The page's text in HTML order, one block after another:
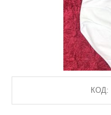
КОД: